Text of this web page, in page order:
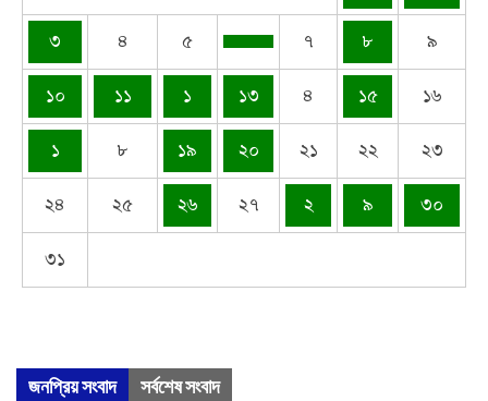
৩ ৪ ৫ ৭ ৮ ৯
১০ ১১ ১ ১৩ ৪ ১৫ ১৬
১ ৮ ১৯ ২০ ২১ ২২ ২৩
২৪ ২৫ ২৬ ২৭ ২ ৯ ৩০
৩১
জনপ্রিয় সংবাদ সর্বশেষ সংবাদ